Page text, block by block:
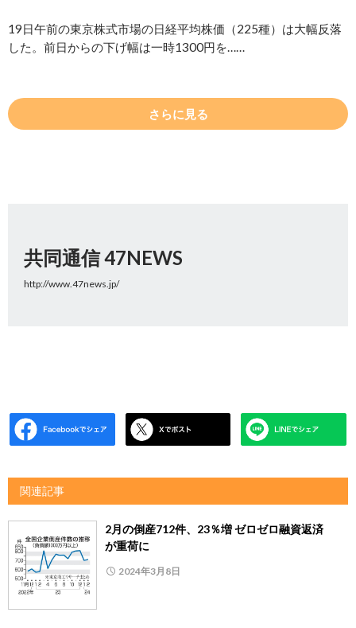
19日午前の東京株式市場の日経平均株価（225種）は大幅反落
した。前日からの下げ幅は一時1300円を……
さらに見る
共同通信 47NEWS
http://www.47news.jp/
関連記事
2月の倒産712件、23％増 ゼロゼロ融資返済
が重荷に
2024年3月8日